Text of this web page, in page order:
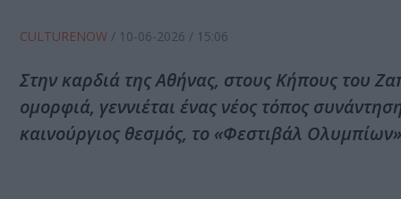
CULTURENOW / 10-06-2026 / 15:06
Στην καρδιά της Αθήνας, στους Κήπους του
ομορφιά, γεννιέται ένας νέος τόπος
καινούργιος θεσμός, το «Φεστιβάλ